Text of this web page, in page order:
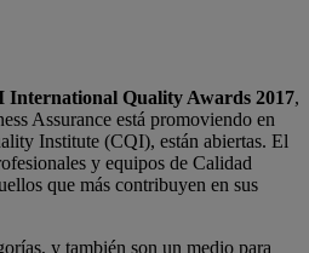
International Quality Awards 2017,
Assurance está promoviendo en
Institute (CQI), están abiertas. El
y equipos de Calidad
que más contribuyen en sus
y también son un medio para